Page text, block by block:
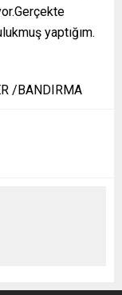
yaptığım.
/BANDIRMA